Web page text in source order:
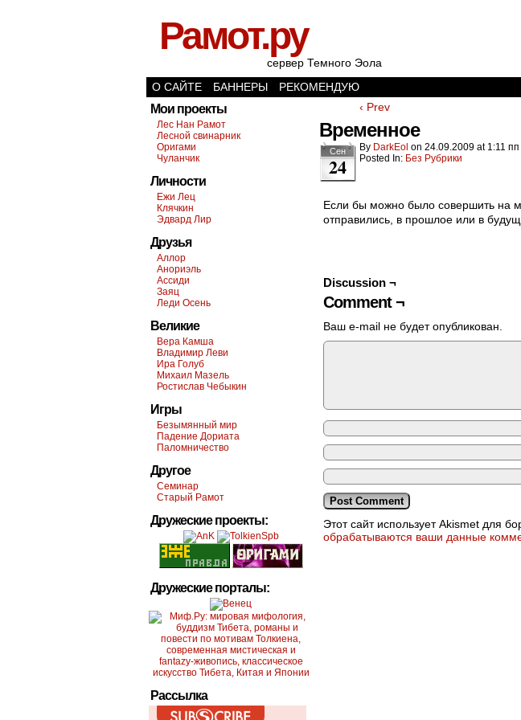
Рамот.ру
сервер Темного Эола
О САЙТЕ
БАННЕРЫ РЕКОМЕНДУЮ
Мои проекты
Лес Нан Рамот
Лесной свинарник
Оригами
Чуланчик
Личности
Ежи Лец
Клячкин
Эдвард Лир
Друзья
Аллор
Анориэль
Ассиди
Заяц
Леди Осень
Великие
Вера Камша
Владимир Леви
Ира Голуб
Михаил Мазель
Ростислав Чебыкин
Игры
Безымянный мир
Падение Дориата
Паломничество
Другое
Семинар
Старый Рамот
Дружеские проекты:
Дружеские порталы:
Рассылка
‹ Prev
Временное
Сен
24
By DarkEol on 24.09.2009 at 1:11 пп
Posted In: Без Рубрики
Если бы можно было совершить на
отправились, в прошлое или в
Discussion ¬
Comment ¬
Ваш e-mail не будет опубликован.
Этот сайт использует Akismet для
обрабатываются ваши данные